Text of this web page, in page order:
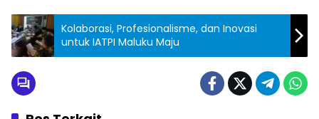
Kolaborasi, Profesionalisme, dan Inovasi
untuk IATPI Maluku Maju